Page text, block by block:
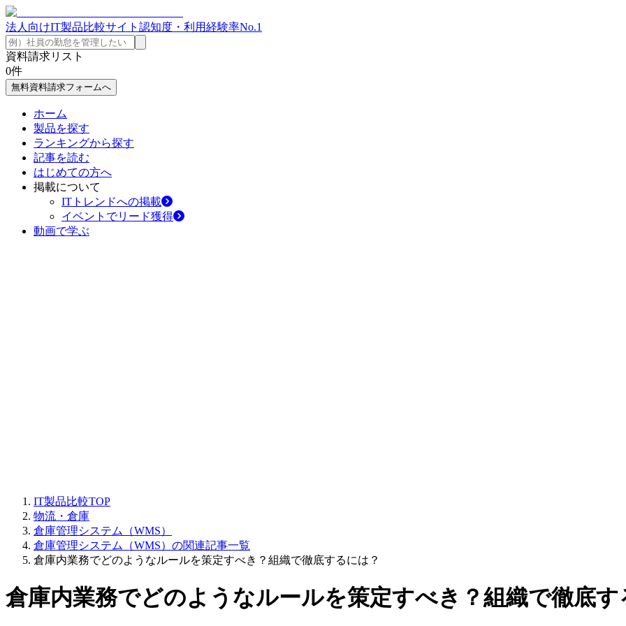
法人向けIT製品比較サイト 認知度・利用経験率No.1
資料請求リスト
0件
無料資料請求フォームへ
ホーム
製品を探す
ランキングから探す
記事を読む
はじめての方へ
掲載について
ITトレンドへの掲載
イベントでリード獲得
動画で学ぶ
IT製品比較TOP
物流・倉庫
倉庫管理システム（WMS）
倉庫管理システム（WMS）の関連記事一覧
倉庫内業務でどのようなルールを策定すべき？組織で徹底するには？
倉庫内業務でどのようなルールを策定すべき？組織で徹底